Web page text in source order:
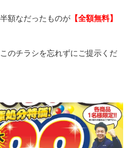
額なだったものが 【全額無料】
のチラシを忘れずにご提示くだ